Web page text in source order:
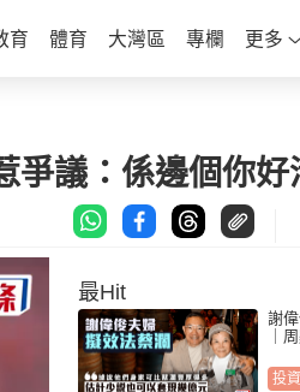
育 體育 大灣區 專欄 更多
爭議：係邊個你好
最Hit
謝
｜
投